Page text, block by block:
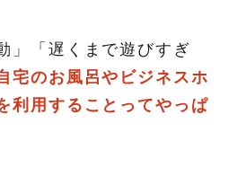
」「遅くまで遊びすぎ
宅のお風呂やビジネスホ
利用することってやっぱ